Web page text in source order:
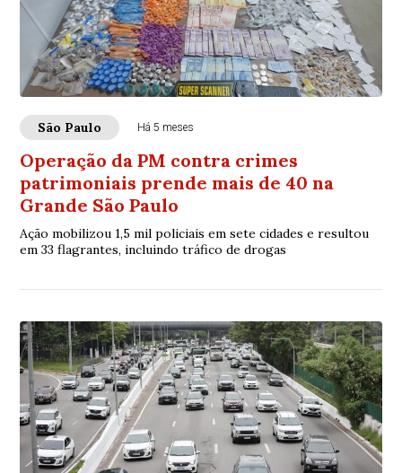
São Paulo Há 5 meses
Operação da PM contra crimes
patrimoniais prende mais de 40 na
Grande São Paulo
Ação mobilizou 1,5 mil policiais em sete cidades e resultou
em 33 flagrantes, incluindo tráfico de drogas